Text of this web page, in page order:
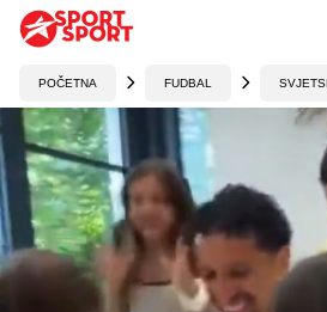
POČETNA FUDBAL